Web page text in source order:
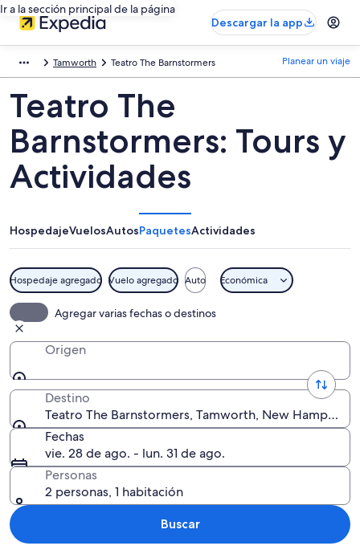
Ir a la sección principal de la página
Descargar la app
Tamworth Teatro The Barnstormers Planear un viaje
Teatro The
Barnstormers: Tours y
Actividades
HospedajeVuelosAutosPaquetesActividades
Hospedaje agregado Vuelo agregado Auto Económica
Agregar varias fechas o destinos
Origen
Destino
Teatro The Barnstormers, Tamworth, New
Fechas
vie. 28 de ago. - lun. 31 de ago.
Personas
2 personas, 1 habitación
Buscar